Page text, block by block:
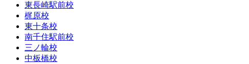
東長崎駅前校
梶原校
東十条校
南千住駅前校
三ノ輪校
中板橋校